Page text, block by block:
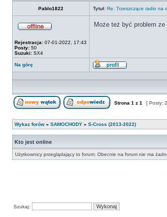
Pablo1822
Tytuł: Re: Trzeszczące radio na
Rejestracja: 07-01-2022, 17:43
Posty: 50
Suzuki: SX4
Może też być problem
Na górę
Wyświetl
Strona 1 z 1 [ Posty:
Wykaz forów » SAMOCHODY » S-Cross (2013-2022)
Kto jest online
Użytkownicy przeglądający to forum: Obecnie na forum nie ma
Szukaj: